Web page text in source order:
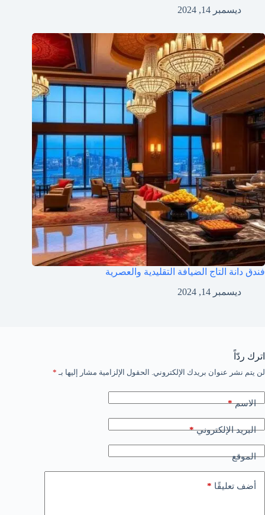
ديسمبر 14, 2024
فندق دانة التاج الضيافة التقليدية والعصرية
ديسمبر 14, 2024
اترك ردّاً
لن يتم نشر عنوان بريدك الإلكتروني. الحقول الإلزامية مشار إليها بـ *
الاسم*
البريد الإلكتروني*
الموقع
أضف تعليقًا *